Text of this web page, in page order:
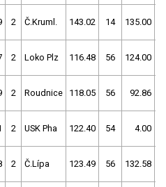
2 Č.Kruml. 143.02 14 135.00
2 Loko Plz 116.48 56 124.00
2 Roudnice 118.05 56 92.86
2 USK Pha 122.40 54 4.00
2 Č.Lípa 123.49 56 132.58